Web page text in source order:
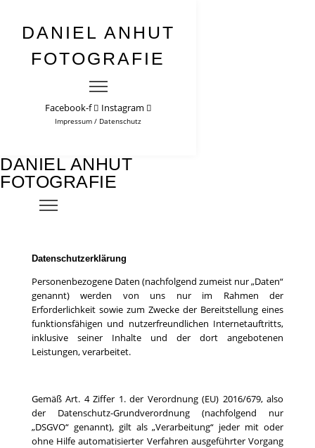
DANIEL ANHUT
FOTOGRAFIE
Facebook-f Instagram
Impressum / Datenschutz
DANIEL ANHUT
FOTOGRAFIE
Datenschutzerklärung
Personenbezogene Daten (nachfolgend zumeist nur „Daten“
genannt) werden von uns nur im Rahmen der
Erforderlichkeit sowie zum Zwecke der Bereitstellung eines
funktionsfähigen und nutzerfreundlichen Internetauftritts,
inklusive seiner Inhalte und der dort angebotenen
Leistungen, verarbeitet.
Gemäß Art. 4 Ziffer 1. der Verordnung (EU) 2016/679, also
der Datenschutz-Grundverordnung (nachfolgend nur
„DSGVO“ genannt), gilt als „Verarbeitung“ jeder mit oder
ohne Hilfe automatisierter Verfahren ausgeführter Vorgang